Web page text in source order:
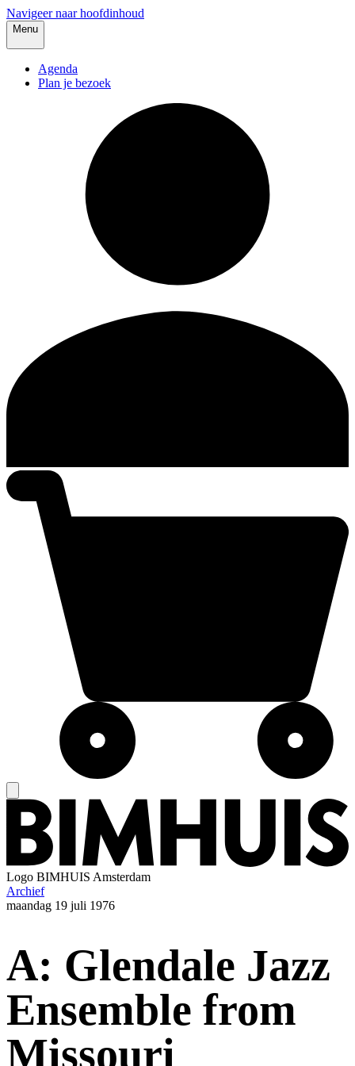
Navigeer naar hoofdinhoud
Menu
Agenda
Plan je bezoek
Logo BIMHUIS Amsterdam
Archief
maandag 19 juli 1976
A: Glendale Jazz
Ensemble from
Missouri